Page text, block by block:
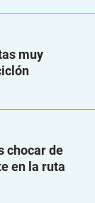
muy
chocar de
en la ruta